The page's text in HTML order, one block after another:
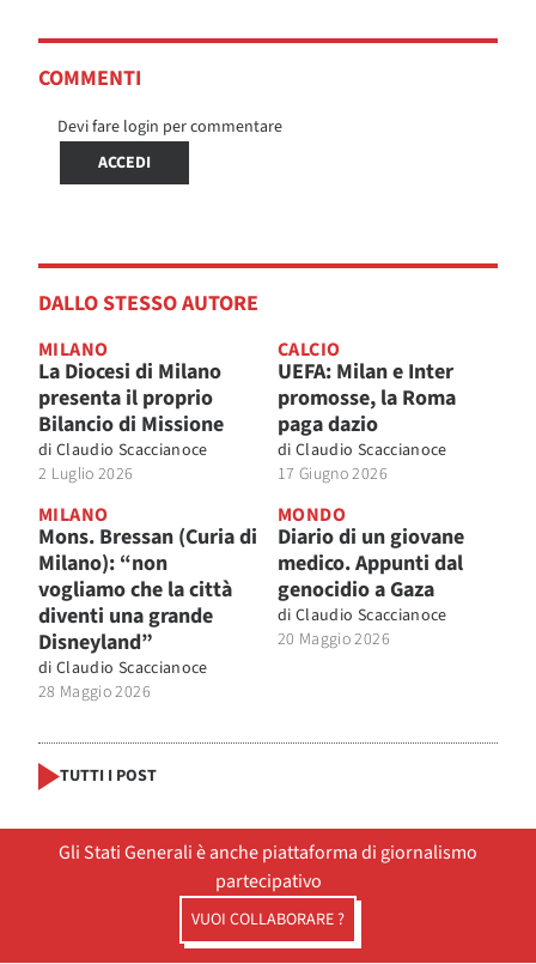
COMMENTI
Devi fare login per commentare
ACCEDI
DALLO STESSO AUTORE
MILANO
La Diocesi di Milano
presenta il proprio
Bilancio di Missione
di Claudio Scaccianoce
2 Luglio 2026
CALCIO
UEFA: Milan e Inter
promosse, la Roma
paga dazio
di Claudio Scaccianoce
17 Giugno 2026
MILANO
Mons. Bressan (Curia di
Milano): “non
vogliamo che la città
diventi una grande
Disneyland”
di Claudio Scaccianoce
28 Maggio 2026
MONDO
Diario di un giovane
medico. Appunti dal
genocidio a Gaza
di Claudio Scaccianoce
20 Maggio 2026
TUTTI I POST
Gli Stati Generali è anche piattaforma di giornalismo
partecipativo
VUOI COLLABORARE ?